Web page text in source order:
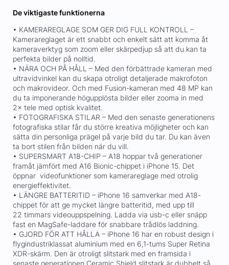
De viktigaste funktionerna
• KAMERAREGLAGE SOM GER DIG FULL KONTROLL –
Kamerareglaget är ett snabbt och enkelt sätt att komma åt
kameraverktyg som zoom eller skärpedjup så att du kan ta
perfekta bilder på nolltid.
• NÄRA OCH PÅ HÅLL – Med den förbättrade kameran med
ultravidvinkel kan du skapa otroligt detaljerade makrofoton
och makrovideor. Och med Fusion-kameran med 48 MP kan
du ta imponerande högupplösta bilder eller zooma in med
2× tele med optisk kvalitet.
• FOTOGRAFISKA STILAR – Med den senaste generationens
fotografiska stilar får du större kreativa möjligheter och kan
sätta din personliga prägel på varje bild du tar. Du kan även
ta bort stilen från bilden när du vill.
• SUPERSMART A18-CHIP – A18 hoppar två generationer
framåt jämfört med A16 Bionic-chippet i iPhone 15. Det
öppnar videofunktioner som kamerareglage med otrolig
energieffektivitet.
• LÄNGRE BATTERITID – iPhone 16 samverkar med A18-
chippet för att ge mycket längre batteritid, med upp till
22 timmars videouppspelning. Ladda via usb-c eller snäpp
fast en MagSafe-laddare för snabbare trådlös laddning.
• GJORD FÖR ATT HÅLLA – iPhone 16 har en robust design i
flygindustriklassat aluminium med en 6,1-tums Super Retina
XDR-skärm. Den är otroligt slitstark med en framsida i